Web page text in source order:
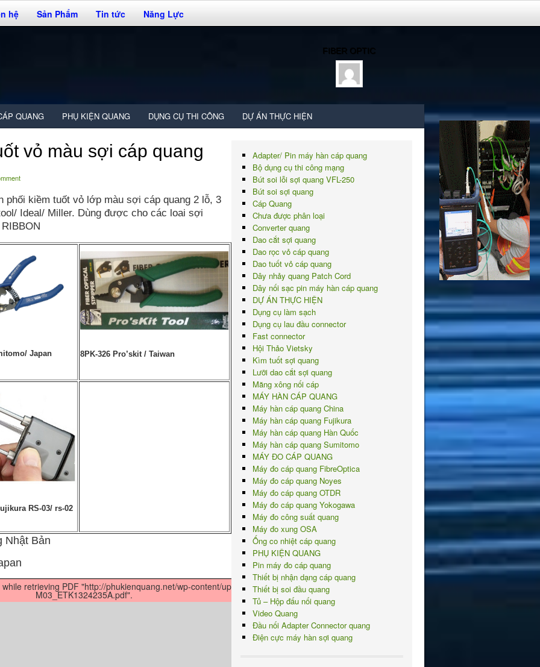
hệ Sản Phẩm Tin tức Năng Lực
FIBER OPTIC
QUANG PHỤ KIỆN QUANG DỤNG CỤ THI CÔNG DỰ ÁN THỰC HIỆN
vỏ màu sợi cáp quang
phối kiềm tuốt vỏ lớp màu sợi cáp quang 2 lỗ, 3
Ideal/ Miller. Dùng được cho các loai sợi
Japan 8PK-326 Pro’skit / Taiwan
RS-03/ rs-02
Nhật Bản
retrieving PDF "http://phukienquang.net/wp-content/uploads/2018/05/JR-
M03_ETK1324235A.pdf".
Adapter/ Pin máy hàn cáp quang
Bộ dụng cụ thi công mạng
Bút soi lỗi sợi quang VFL-250
Bút soi sợi quang
Cáp Quang
Chưa được phân loại
Converter quang
Dao cắt sợi quang
Dao rọc vỏ cáp quang
Dao tuốt vỏ cáp quang
Dây nhảy quang Patch Cord
Dây nối sạc pin máy hàn cáp quang
DỰ ÁN THỰC HIỆN
Dụng cụ làm sạch
Dụng cụ lau đầu connector
Fast connector
Hội Thảo Vietsky
Kìm tuốt sợi quang
Lưỡi dao cắt sợi quang
Măng xông nối cáp
MÁY HÀN CÁP QUANG
Máy hàn cáp quang China
Máy hàn cáp quang Fujikura
Máy hàn cáp quang Hàn Quốc
Máy hàn cáp quang Sumitomo
MÁY ĐO CÁP QUANG
Máy đo cáp quang FibreOptica
Máy đo cáp quang Noyes
Máy đo cáp quang OTDR
Máy đo cáp quang Yokogawa
Máy đo công suất quang
Máy đo xung OSA
Ống co nhiệt cáp quang
PHỤ KIỆN QUANG
Pin máy đo cáp quang
Thiết bị nhận dạng cáp quang
Thiết bị soi đầu quang
Tủ – Hộp đấu nối quang
Video Quang
Đầu nối Adapter Connector quang
Điện cực máy hàn sợi quang